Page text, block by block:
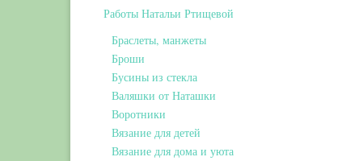
Работы Натальи Ртищевой
Браслеты, манжеты
Броши
Бусины из стекла
Валяшки от Наташки
Воротники
Вязание для детей
Вязание для дома и уюта